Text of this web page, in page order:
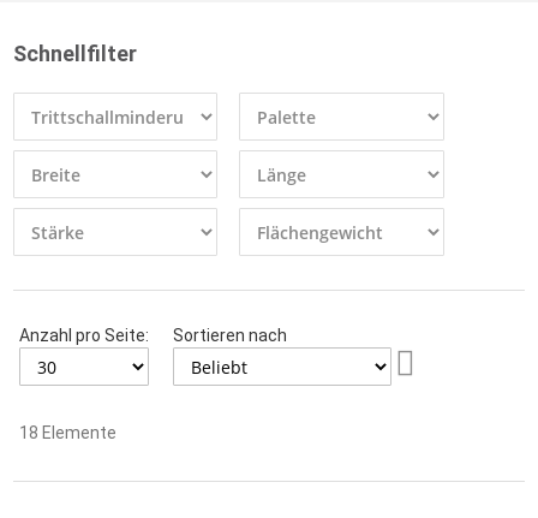
Schnellfilter
Anzahl pro Seite:
Sortieren nach
18 Elemente